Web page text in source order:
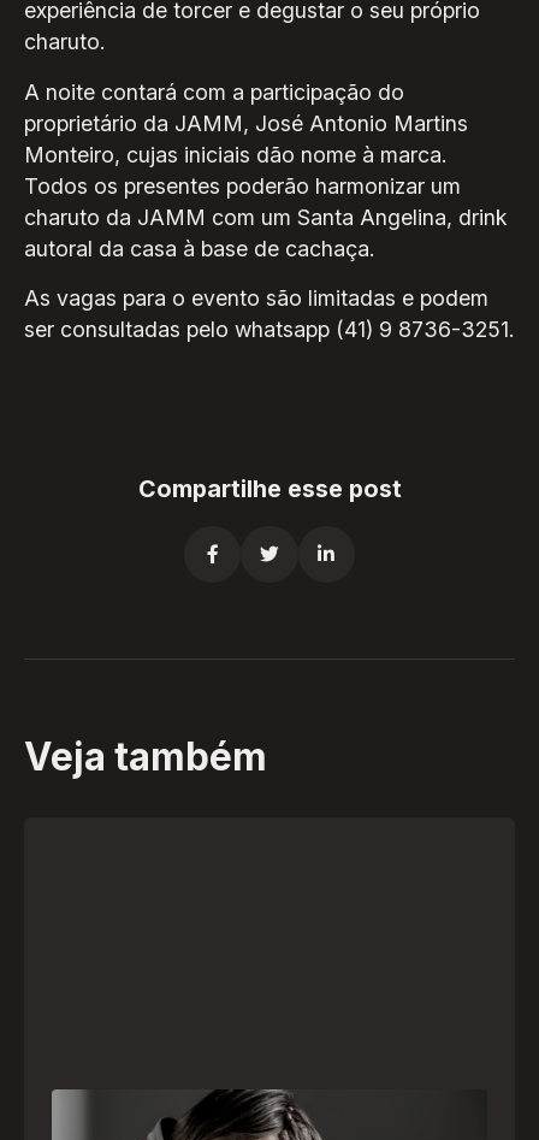
experiência de torcer e degustar o seu próprio
charuto.
A noite contará com a participação do
proprietário da JAMM, José Antonio Martins
Monteiro, cujas iniciais dão nome à marca.
Todos os presentes poderão harmonizar um
charuto da JAMM com um Santa Angelina, drink
autoral da casa à base de cachaça.
As vagas para o evento são limitadas e podem
ser consultadas pelo whatsapp (41) 9 8736-3251.
Compartilhe esse post
  
Veja também
Crise psiquiátrica é urgência médica: saiba